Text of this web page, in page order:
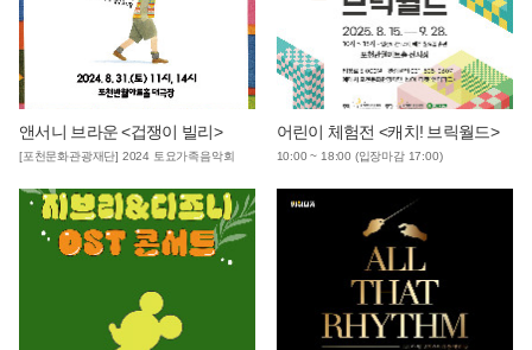
앤서니 브라운 <겁쟁이 빌리>
[포천문화관광재단] 2024 토요가족음악회
어린이 체험전 <캐치! 브릭월드>
10:00 ~ 18:00 (입장마감 17:00)